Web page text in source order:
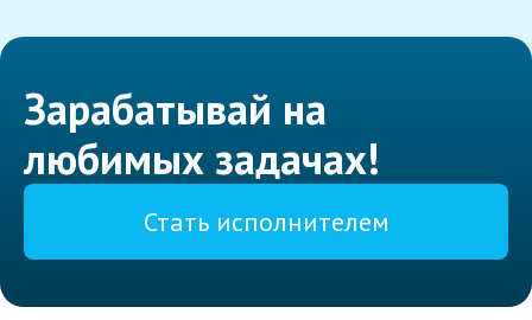
Зарабатывай на
любимых задачах!
Стать исполнителем